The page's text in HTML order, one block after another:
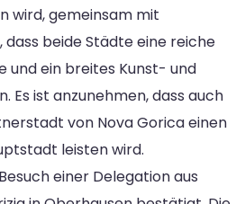
wird, gemeinsam mit
dass beide Städte eine reiche
und ein breites Kunst- und
Es ist anzunehmen, dass auch
von Nova Gorica einen
leisten wird.
einer Delegation aus